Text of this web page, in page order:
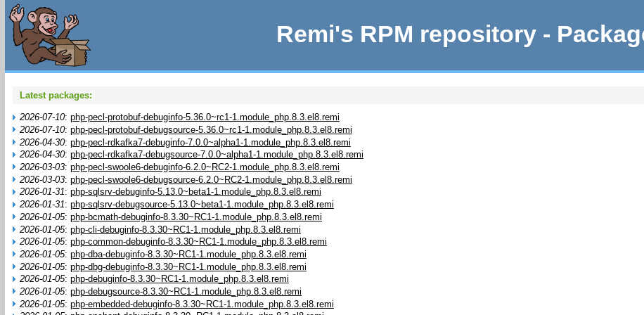
Remi's RPM repository -
Latest packages:
2026-07-10: php-pecl-protobuf-debuginfo-5.36.0~rc1-1.module_php.8.3.el8.remi
2026-07-10: php-pecl-protobuf-debugsource-5.36.0~rc1-1.module_php.8.3.el8.remi
2026-04-30: php-pecl-rdkafka7-debuginfo-7.0.0~alpha1-1.module_php.8.3.el8.remi
2026-04-30: php-pecl-rdkafka7-debugsource-7.0.0~alpha1-1.module_php.8.3.el8.remi
2026-03-03: php-pecl-swoole6-debuginfo-6.2.0~RC2-1.module_php.8.3.el8.remi
2026-03-03: php-pecl-swoole6-debugsource-6.2.0~RC2-1.module_php.8.3.el8.remi
2026-01-31: php-sqlsrv-debuginfo-5.13.0~beta1-1.module_php.8.3.el8.remi
2026-01-31: php-sqlsrv-debugsource-5.13.0~beta1-1.module_php.8.3.el8.remi
2026-01-05: php-bcmath-debuginfo-8.3.30~RC1-1.module_php.8.3.el8.remi
2026-01-05: php-cli-debuginfo-8.3.30~RC1-1.module_php.8.3.el8.remi
2026-01-05: php-common-debuginfo-8.3.30~RC1-1.module_php.8.3.el8.remi
2026-01-05: php-dba-debuginfo-8.3.30~RC1-1.module_php.8.3.el8.remi
2026-01-05: php-dbg-debuginfo-8.3.30~RC1-1.module_php.8.3.el8.remi
2026-01-05: php-debuginfo-8.3.30~RC1-1.module_php.8.3.el8.remi
2026-01-05: php-debugsource-8.3.30~RC1-1.module_php.8.3.el8.remi
2026-01-05: php-embedded-debuginfo-8.3.30~RC1-1.module_php.8.3.el8.remi